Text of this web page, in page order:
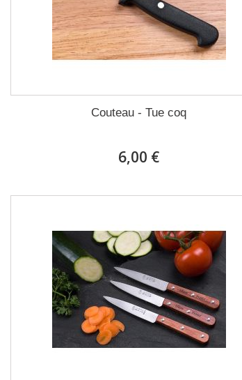
Couteau - Tue coq
6,00 €